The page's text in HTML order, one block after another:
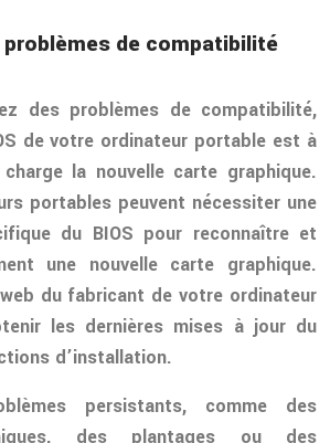
de compatibilité
des problèmes de compatibilité,
de votre ordinateur portable est à
la nouvelle carte graphique.
portables peuvent nécessiter une
du BIOS pour reconnaître et
une nouvelle carte graphique.
du fabricant de votre ordinateur
les dernières mises à jour du
d’installation.
persistants, comme des
des plantages ou des